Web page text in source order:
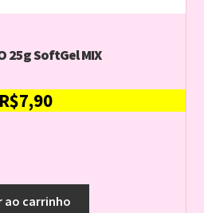
25g SoftGel MIX
R$7,90
ao carrinho